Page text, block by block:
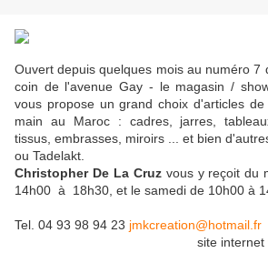
Ouvert depuis quelques mois au numéro 7
coin de l'avenue Gay - le magasin /
vous propose un grand choix d'articles
main au Maroc : cadres, jarres,
tissus, embrasses, miroirs ... et bien
ou Tadelakt.
Christopher De La Cruzvous y reçoit du
14h00 à 18h30, et le samedi de 10h00 à
Tel. 04 93 98 94 23 jmkcreation@hotmail.fr
site internet